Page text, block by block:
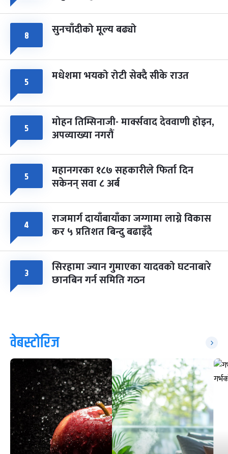
८ सुनचाँदीको मूल्य बढ्यो
५ मधेशमा भयको रोटी सेक्दै सीके राउत
५ मोहन तिम्सिनाजी- मार्क्सवाद देववाणी होइन,
अपव्याख्या नगरौं
५ महानगरका १८७ सहकारीले फिर्ता दिन
सकेनन् सवा ८ अर्ब
४ राजमार्ग दायाँबायाँका जग्गामा लाग्ने विकास
कर ५ प्रतिशत बिन्दु बढाइँदै
३ सिरहामा ज्यान गुमाएका यादवको घटनाबारे
छानबिन गर्न समिति गठन
वेबस्टोरिज